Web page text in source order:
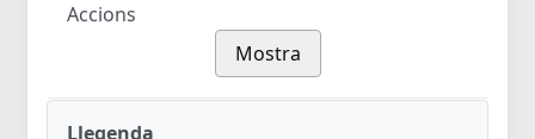
Accions
Mostra
Llegenda